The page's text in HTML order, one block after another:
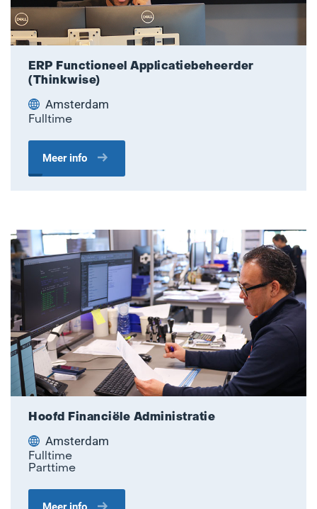
ERP Functioneel Applicatiebeheerder
(Thinkwise)
Amsterdam
Fulltime
Meer info
Hoofd Financiële Administratie
Amsterdam
Fulltime
Parttime